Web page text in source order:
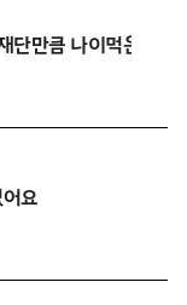
단만큼 나이먹은 지원
요